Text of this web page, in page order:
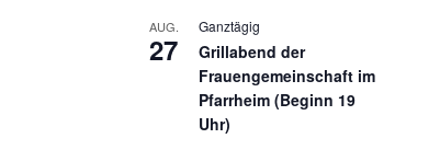
AUG.
27
Ganztägig
Grillabend der
Frauengemeinschaft im
Pfarrheim (Beginn 19
Uhr)